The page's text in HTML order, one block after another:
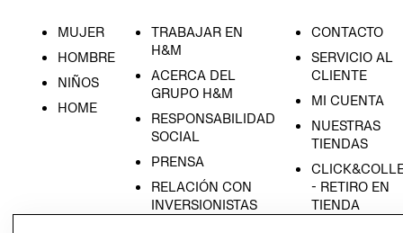
MUJER
HOMBRE
NIÑOS
HOME
TRABAJAR EN
H&M
ACERCA DEL
GRUPO H&M
RESPONSABILIDAD
SOCIAL
PRENSA
RELACIÓN CON
INVERSIONISTAS
CONTACTO
SERVICIO AL
CLIENTE
MI CUENTA
NUESTRAS
TIENDAS
- RETIRO EN
TIENDA